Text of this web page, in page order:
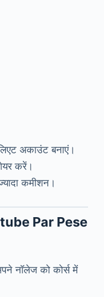
अकाउंट बनाएं।
करें।
कमीशन।
Par Pese
नॉलेज को कोर्स में